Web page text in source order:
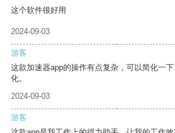
这个软件很好用
2024-09-03
游客
这款加速器app的操作有点复杂，可以简化一
化。
2024-09-03
游客